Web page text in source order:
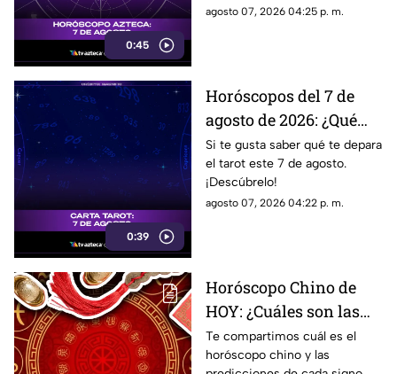
0:45
agosto 07, 2026 04:25 p. m.
0:39
Horóscopos del 7 de
agosto de 2026: ¿Qué
revelan las cartas del
tarot?
Si te gusta saber qué te depara
el tarot este 7 de agosto.
¡Descúbrelo!
agosto 07, 2026 04:22 p. m.
Horóscopo Chino de
HOY: ¿Cuáles son las
predicciones de este 7
de agosto de 2026 para
Te compartimos cuál es el
horóscopo chino y las